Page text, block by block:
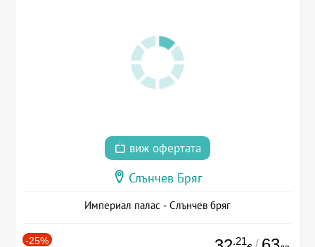
виж офертата
Слънчев Бряг
Империал палас - Слънчев бряг
-25% .21 /